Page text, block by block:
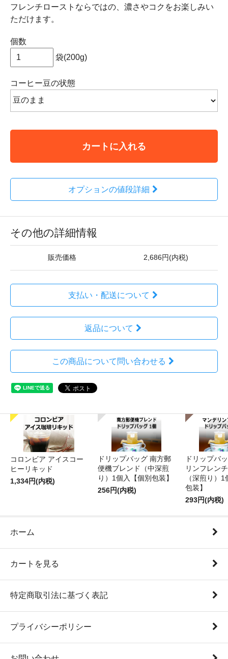
フレンチローストならではの、濃さやコクをお楽しみい
ただけます。
個数
袋(200g)
コーヒー豆の状態
カートに入れる
オプションの値段詳細
その他の詳細情報
販売価格 2,686円(内税)
支払い・配送について
返品について
この商品について問い合わせる
コロンビア アイスコー
ヒーリキッド
1,334円(内税)
ドリップバッグ 南方郵
便機ブレンド（中深煎
り）1個入【個別包装】
256円(内税)
ドリップバ
リンフレン
（深煎り）
包装】
293円(内税)
ホーム
カートを見る
特定商取引法に基づく表記
プライバシーポリシー